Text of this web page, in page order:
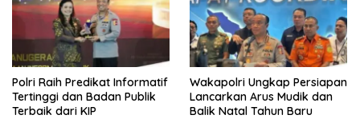
Polri Raih Predikat Informatif
Tertinggi dan Badan Publik
Terbaik dari KIP
Wakapolri Ungkap Persiapan
Lancarkan Arus Mudik dan
Balik Natal Tahun Baru